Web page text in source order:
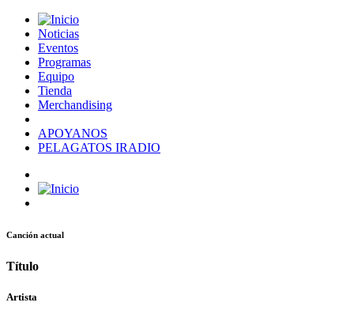
Noticias
Eventos
Programas
Equipo
Tienda
Merchandising
APOYANOS
PELAGATOS IRADIO
Canción actual
Título
Artista